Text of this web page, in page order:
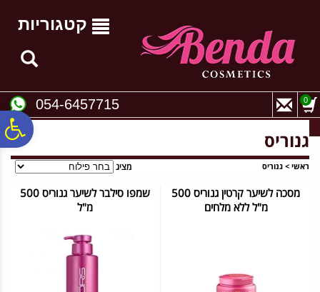
נגישות
קטגוריות
054-6457715 0
גנוריס
ראשי > גנוריס מציג
מסכה לשיער קרטין גנוריס 500
מ"ל ללא מלחים
שמפו סילבר לשיער גנוריס 500
מ"ל